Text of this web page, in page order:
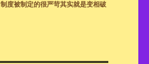
制度被制定的很严苛其实就是变相破